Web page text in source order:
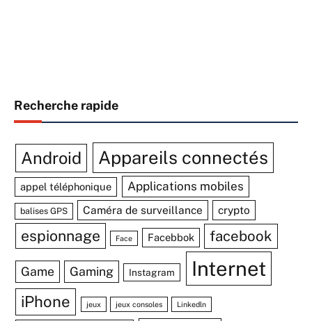
Recherche rapide
Android Appareils connectés
appel téléphonique Applications mobiles
balises GPS Caméra de surveillance crypto
espionnage Face Facebbok facebook
Game Gaming Instagram Internet
iPhone jeux jeux consoles Linkedln